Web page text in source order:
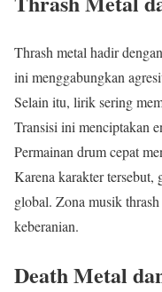
Thrash metal hadir
ini menggabungkan
Selain itu, lirik sering
Transisi ini menciptakan
Permainan drum cepat
Karena karakter tersebut,
global. Zona musik
keberanian.
Death Metal